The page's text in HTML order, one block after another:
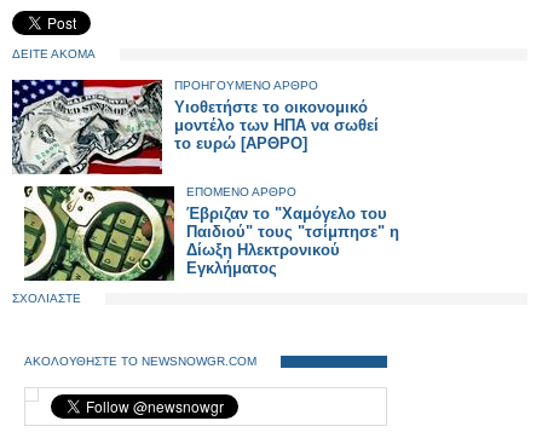
ΔΕΙΤΕ ΑΚΟΜΑ
ΠΡΟΗΓΟΥΜΕΝΟ ΑΡΘΡΟ
Υιοθετήστε το οικονομικό
μοντέλο των ΗΠΑ να σωθεί
το ευρώ [ΑΡΘΡΟ]
ΕΠΟΜΕΝΟ ΑΡΘΡΟ
Έβριζαν το "Χαμόγελο του
Παιδιού" τους "τσίμπησε" η
Δίωξη Ηλεκτρονικού
Εγκλήματος
ΣΧΟΛΙΑΣΤΕ
ΑΚΟΛΟΥΘΗΣΤΕ ΤΟ NEWSNOWGR.COM